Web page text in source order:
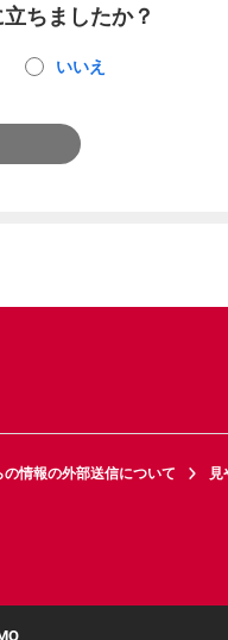
ちましたか？
いいえ
情報の外部送信について
見